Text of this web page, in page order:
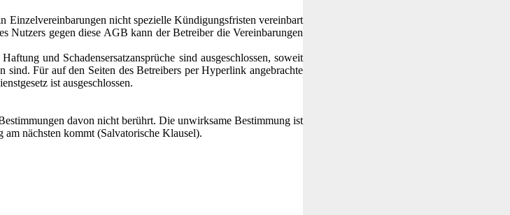
nicht spezielle Kündigungsfristen vereinbart
Nutzers gegen diese AGB kann der Betreiber die Vereinbarungen
und Schadensersatzansprüche sind ausgeschlossen, soweit
sind. Für auf den Seiten des Betreibers per Hyperlink angebrachte
ist ausgeschlossen.
davon nicht berührt. Die unwirksame Bestimmung ist
nächsten kommt (Salvatorische Klausel).